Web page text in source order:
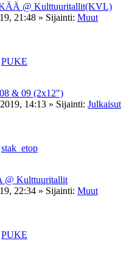
@ Kulttuuritallit(KVL)
21:48 » Sijainti: Muut
PUKE
& 09 (2x12")
14:13 » Sijainti: Julkaisut
stak_etop
@ Kulttuuritallit
22:34 » Sijainti: Muut
PUKE